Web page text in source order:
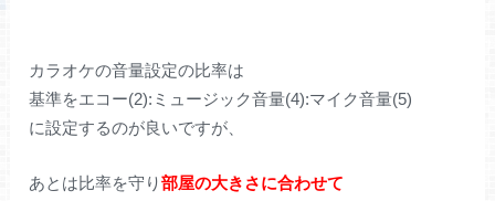
カラオケの音量設定の比率は
基準をエコー(2):ミュージック音量(4):マイク音量(5)
に設定するのが良いですが、
あとは比率を守り部屋の大きさに合わせて